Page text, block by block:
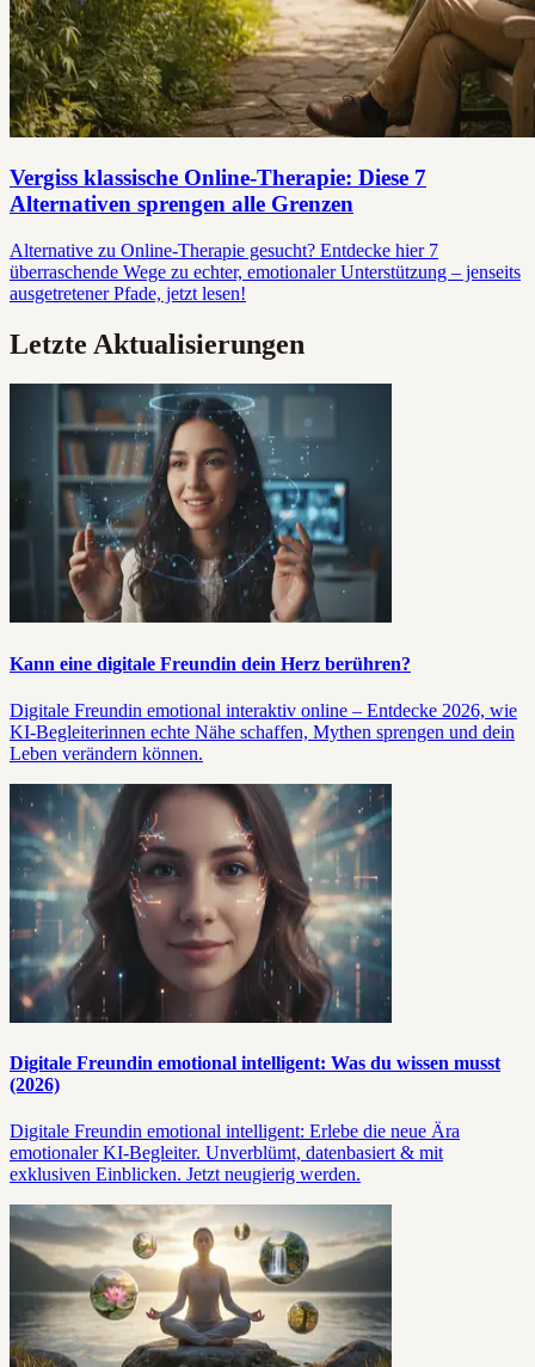
Vergiss klassische Online-Therapie: Diese 7
Alternativen sprengen alle Grenzen
Alternative zu Online-Therapie gesucht? Entdecke hier 7
überraschende Wege zu echter, emotionaler Unterstützung – jenseits
ausgetretener Pfade, jetzt lesen!
Letzte Aktualisierungen
Kann eine digitale Freundin dein Herz berühren?
Digitale Freundin emotional interaktiv online – Entdecke 2026, wie
KI-Begleiterinnen echte Nähe schaffen, Mythen sprengen und dein
Leben verändern können.
Digitale Freundin emotional intelligent: Was du wissen musst
(2026)
Digitale Freundin emotional intelligent: Erlebe die neue Ära
emotionaler KI-Begleiter. Unverblümt, datenbasiert & mit
exklusiven Einblicken. Jetzt neugierig werden.